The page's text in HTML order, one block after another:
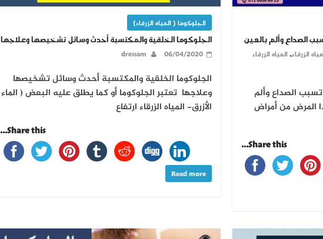
الصداع وألم بالعين
الزرقاء,المياه الزرقاء
الصداع وألم
المرض من أمراض
Share this...
الجلوكوما ( المياه الزرقاء)
الجلوكوما الخلقية والمكتسبة أحدث وسائل تشخيصها وعلاجها
06/04/2020
dressam
الجلوكوما الخلقية والمكتسبة أحدث وسائل تشخيصها
وعلاجها تعتبر الجلوكوما أو كما يطلق عليه البعض ( الماء
الأزرق- المياه الزرقاء ارتفاع
Share this...
Read more